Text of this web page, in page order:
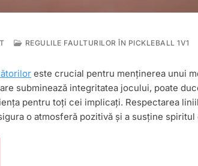
ON
COMPORTAMENTUL
JUCĂTORULUI,
COMPORTAMENT
NESPORTIV,
PENALIZĂRI
REGULILE FAULTURILOR ÎN PICKLEBALL 1V1
este crucial pentru menținerea unui
subminează integritatea jocului, poate
pentru toți cei implicați. Respectarea
o atmosferă pozitivă și a susține